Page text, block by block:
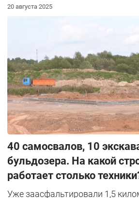
20 августа 2025
40 самосвалов, 10
бульдозера. На какой
работает столько
Уже заасфальтировали 1,5